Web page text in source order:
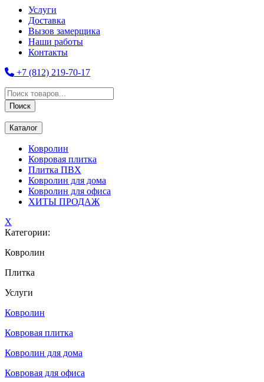
Услуги
Доставка
Вызов замерщика
Наши работы
Контакты
+7 (812) 219-70-17
Поиск
товаров
Поиск
Каталог
Ковролин
Ковровая плитка
Плитка ПВХ
Ковролин для дома
Ковролин для офиса
ХИТЫ ПРОДАЖ
X
Категории:
Ковролин
Плитка
Услуги
Ковролин
Ковровая плитка
Ковролин для дома
Ковровая для офиса